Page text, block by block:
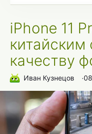
iPhone 11
качеству
Иван Кузнецов ∙